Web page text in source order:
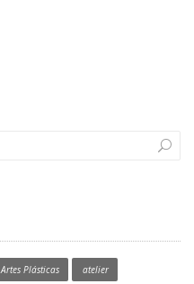
Artes Plásticas atelier